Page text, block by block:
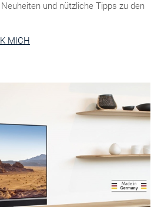
und nützliche Tipps zu den
MICH